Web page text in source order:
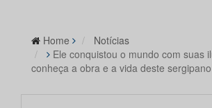
Home
Notícias
Ele conquistou o mundo com suas
conheça a obra e a vida deste sergipano